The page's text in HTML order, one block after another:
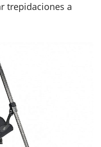
trepidaciones a